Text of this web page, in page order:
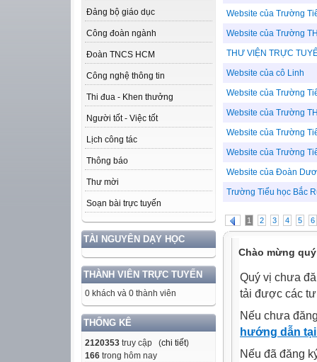
Đảng bộ giáo dục
Công đoàn ngành
Đoàn TNCS HCM
Công nghệ thông tin
Thi đua - Khen thưởng
Người tốt - Việc tốt
Lịch công tác
Thông báo
Thư mời
Soạn bài trực tuyến
TÀI NGUYÊN DẠY HỌC
THÀNH VIÊN TRỰC TUYẾN
0 khách và 0 thành viên
THỐNG KÊ
2120353 truy cập (chi tiết)
166 trong hôm nay
Website của Trường
Website của Trường
THƯ VIỆN TRỰC
Website của cô Linh
Website của Trường
Website của Trường
Website của Trường
Website của Trường
Website của Đoàn
Trường Tiểu học Bắc
1 2 3 4 5 6
Chào mừng quý
Quý vị chưa
tải được các
Nếu chưa
hướng dẫn
Nếu đã đăng